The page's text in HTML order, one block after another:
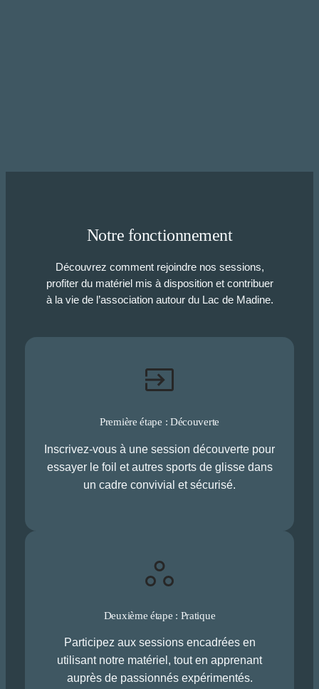
Notre fonctionnement
Découvrez comment rejoindre nos sessions,
profiter du matériel mis à disposition et contribuer
à la vie de l’association autour du Lac de Madine.
Première étape : Découverte
Inscrivez-vous à une session découverte pour
essayer le foil et autres sports de glisse dans
un cadre convivial et sécurisé.
Deuxième étape : Pratique
Participez aux sessions encadrées en
utilisant notre matériel, tout en apprenant
auprès de passionnés expérimentés.